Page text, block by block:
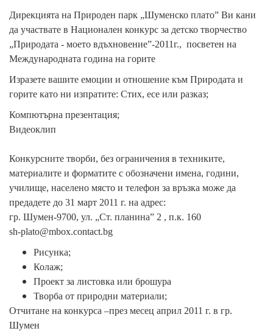
Дирекцията на Природен парк „Шуменско плато” Ви кани
да участвате в Национален конкурс за детско творчество
„Природата - моето вдъхновение”-2011г., посветен на
Международната година на горите
Изразете вашите емоции и отношение към Природата и
горите като ни изпратите: Стих, есе или разказ;
Компютърна презентация;
Видеоклип
Конкурсните творби, без ограничения в техниките,
материалите и форматите с обозначени имена, години,
училище, населено място и телефон за връзка може да
предадете до 31 март 2011 г. на адрес:
гр. Шумен-9700, ул. „Ст. планина” 2 , п.к. 160
sh-plato@mbox.contact.bg
Рисунка;
Колаж;
Проект за листовка или брошура
Творба от природни материали;
Отчитане на конкурса –през месец април 2011 г. в гр.
Шумен